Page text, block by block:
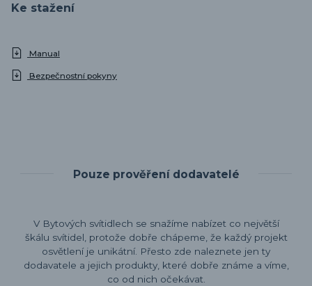
Ke stažení
Manual
Bezpečnostní pokyny
Pouze prověření dodavatelé
V Bytových svítidlech se snažíme nabízet co největší
škálu svítidel, protože dobře chápeme, že každý projekt
osvětlení je unikátní. Přesto zde naleznete jen ty
dodavatele a jejich produkty, které dobře známe a víme,
co od nich očekávat.